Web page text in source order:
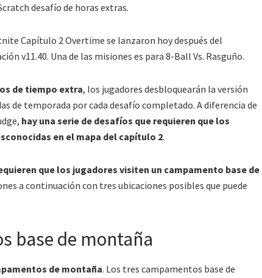
desafío de horas extras.
Capítulo 2 Overtime se lanzaron hoy después del
v11.40. Una de las misiones es para 8-Ball Vs. Rasguño.
de tiempo extra, los jugadores desbloquearán la versión
de temporada por cada desafío completado. A diferencia de
hay una serie de desafíos que requieren que los
en el mapa del capítulo 2.
que los jugadores visiten un campamento base de
a continuación con tres ubicaciones posibles que puede
base de montaña
de montaña. Los tres campamentos base de